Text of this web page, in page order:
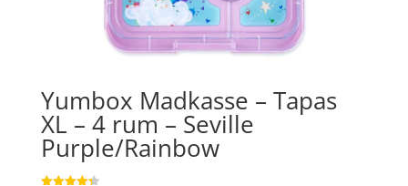
Yumbox Madkasse – Tapas
XL – 4 rum – Seville
Purple/Rainbow